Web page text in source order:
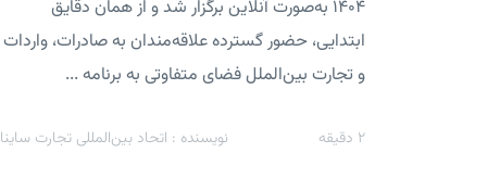
۱۴۰۴ به‌صورت آنلاین برگزار شد و از همان دقایق
ابتدایی، حضور گسترده علاقه‌مندان به صادرات، واردات
و تجارت بین‌الملل فضای متفاوتی به برنامه ...
2 دقیقه نویسنده : اتحاد بین‌المللی تجارت ساینا